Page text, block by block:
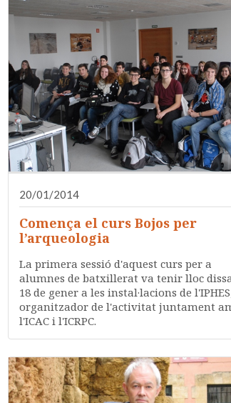
20/01/2014
Comença el curs Bojos per
l’arqueologia
La primera sessió d'aquest curs per a
alumnes de batxillerat va tenir lloc
18 de gener a les instal·lacions de
organitzador de l'activitat juntament
l'ICAC i l'ICRPC.